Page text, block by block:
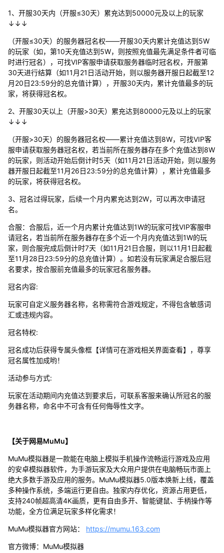
1、开服30天内（开服≤30天）累充达到50000元及以上的玩家
↓↓↓
（开服≤30天）的服务器冠名权——开服30天内累计充值达到5W
的玩家（如，第10天充值达到5W，则按照充值最先满足条件者可临
时进行冠名），可找VIP客服申请获取服务器临时冠名权，开服第
30天进行结算（如11月21日活动开始，则以服务器开服日起截至12
月20日23:59分的总充值计算），开服30天内，累计充值最多的玩
家，将获得冠名权。
2、开服30天以上（开服>30天）累充达到80000元及以上的玩家
↓↓↓
（开服>30天）的服务器冠名权——累计充值达到8W，可找VIP客
服申请获取服务器冠名权，若当前所在服务器存在多个充值达到8W
的玩家，则活动开始后倒计时5天（如11月21日活动开始，则以服务
器开服日起截至11月26日23:59分的总充值计算），累计充值最多
的玩家，将获得冠名权。
3、冠名过得玩家，后续一个月内累充达到2W，可以再次申请冠
名。
合服：合服后，近一个月内累计充值达到1W的玩家可找VIP客服申
请冠名，若当前所在服务器存在多个近一个月内充值达到1W的玩
家，则合服完成后倒计时7天（如11月21日合服，则以11月1日起截
至11月28日23:59分的总充值计算）。如若没有玩家满足合服后冠
名要求，按合服前充值最多的玩家冠名服务器。
冠名内容:
玩家可自定义服务器名称，名称需符合游戏规定，不得包含敏感词
汇或违规内容。
冠名特权:
冠名成功后获得专属头像框【详情可在游戏相关界面查看】，尊享
冠名属性加成哟！
活动参与方式:
玩家在活动期间内充值达到要求后，可联系客服来确认所冠名的服
务器名称，命名中不可含有任何侮辱性文字。
【关于网易MuMu】
MuMu模拟器是一款能在电脑上模拟手机操作流畅运行游戏及应用
的安卓模拟器软件，为手游玩家及大众用户提供在电脑畅玩市面上
绝大多数手游及应用的服务。MuMu模拟器5.0版本焕新上线，覆盖
多种操作系统，多端运行更自由。独家内存优化，资源占用更低，
支持240帧超高清4K画质，更有自由多开、智能键鼠、手柄操作等
功能，全方位满足玩家多样化需求！
MuMu模拟器官方网站： https://mumu.163.com
官方微博：MuMu模拟器